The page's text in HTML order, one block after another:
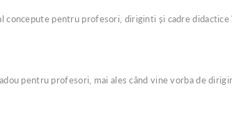
concepute pentru profesori, diriginti și cadre
pentru profesori, mai ales când vine vorba de